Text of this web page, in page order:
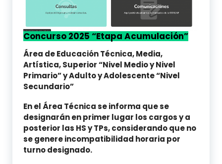
Concurso 2025 “Etapa Acumulación”
Área de Educación Técnica, Media,
Artística, Superior “Nivel Medio y Nivel
Primario” y Adulto y Adolescente “Nivel
Secundario”
En el Área Técnica se informa que se
designarán en primer lugar los cargos y a
posterior las HS y TPs, considerando que no
se genere incompatibilidad horaria por
turno designado.